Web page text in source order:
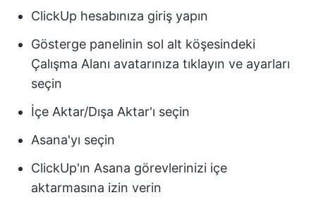
ClickUp hesabınıza giriş yapın
Gösterge panelinin sol alt köşesindeki
Çalışma Alanı avatarınıza tıklayın ve ayarları
seçin
İçe Aktar/Dışa Aktar'ı seçin
Asana'yı seçin
ClickUp'ın Asana görevlerinizi içe
aktarmasına izin verin